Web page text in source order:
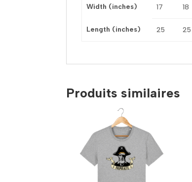
Width (inches) 17 18
Length (inches) 25 25
Produits similaires